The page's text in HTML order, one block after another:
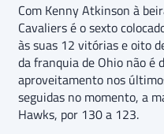
Com Kenny Atkinson à
Cavaliers é o sexto
às suas 12 vitórias e oito
da franquia de Ohio não é
aproveitamento nos
seguidas no momento, a
Hawks, por 130 a 123.